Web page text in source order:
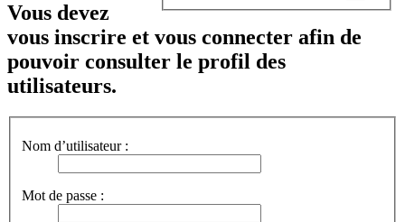
Vous devez
vous inscrire et vous connecter afin de
pouvoir consulter le profil des
utilisateurs.
Nom d’utilisateur :
Mot de passe :